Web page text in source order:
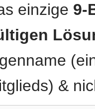
einzige 9-
&